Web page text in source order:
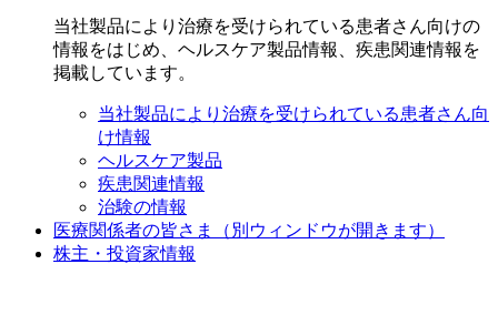
当社製品により治療を受けられている患者さん向けの
情報をはじめ、ヘルスケア製品情報、疾患関連情報を
掲載しています。
当社製品により治療を受けられている患者さん向
け情報
ヘルスケア製品
疾患関連情報
治験の情報
医療関係者の皆さま
（別ウィンドウが開きます）
株主・投資家情報